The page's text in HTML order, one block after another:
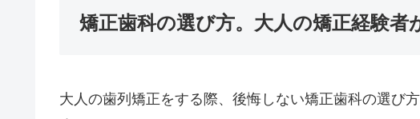
の体験を詳しくご紹介したいと思います。